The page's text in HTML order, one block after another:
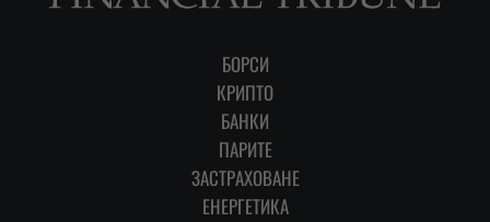
БОРСИ
КРИПТО
БАНКИ
ПАРИТЕ
ЗАСТРАХОВАНЕ
ЕНЕРГЕТИКА